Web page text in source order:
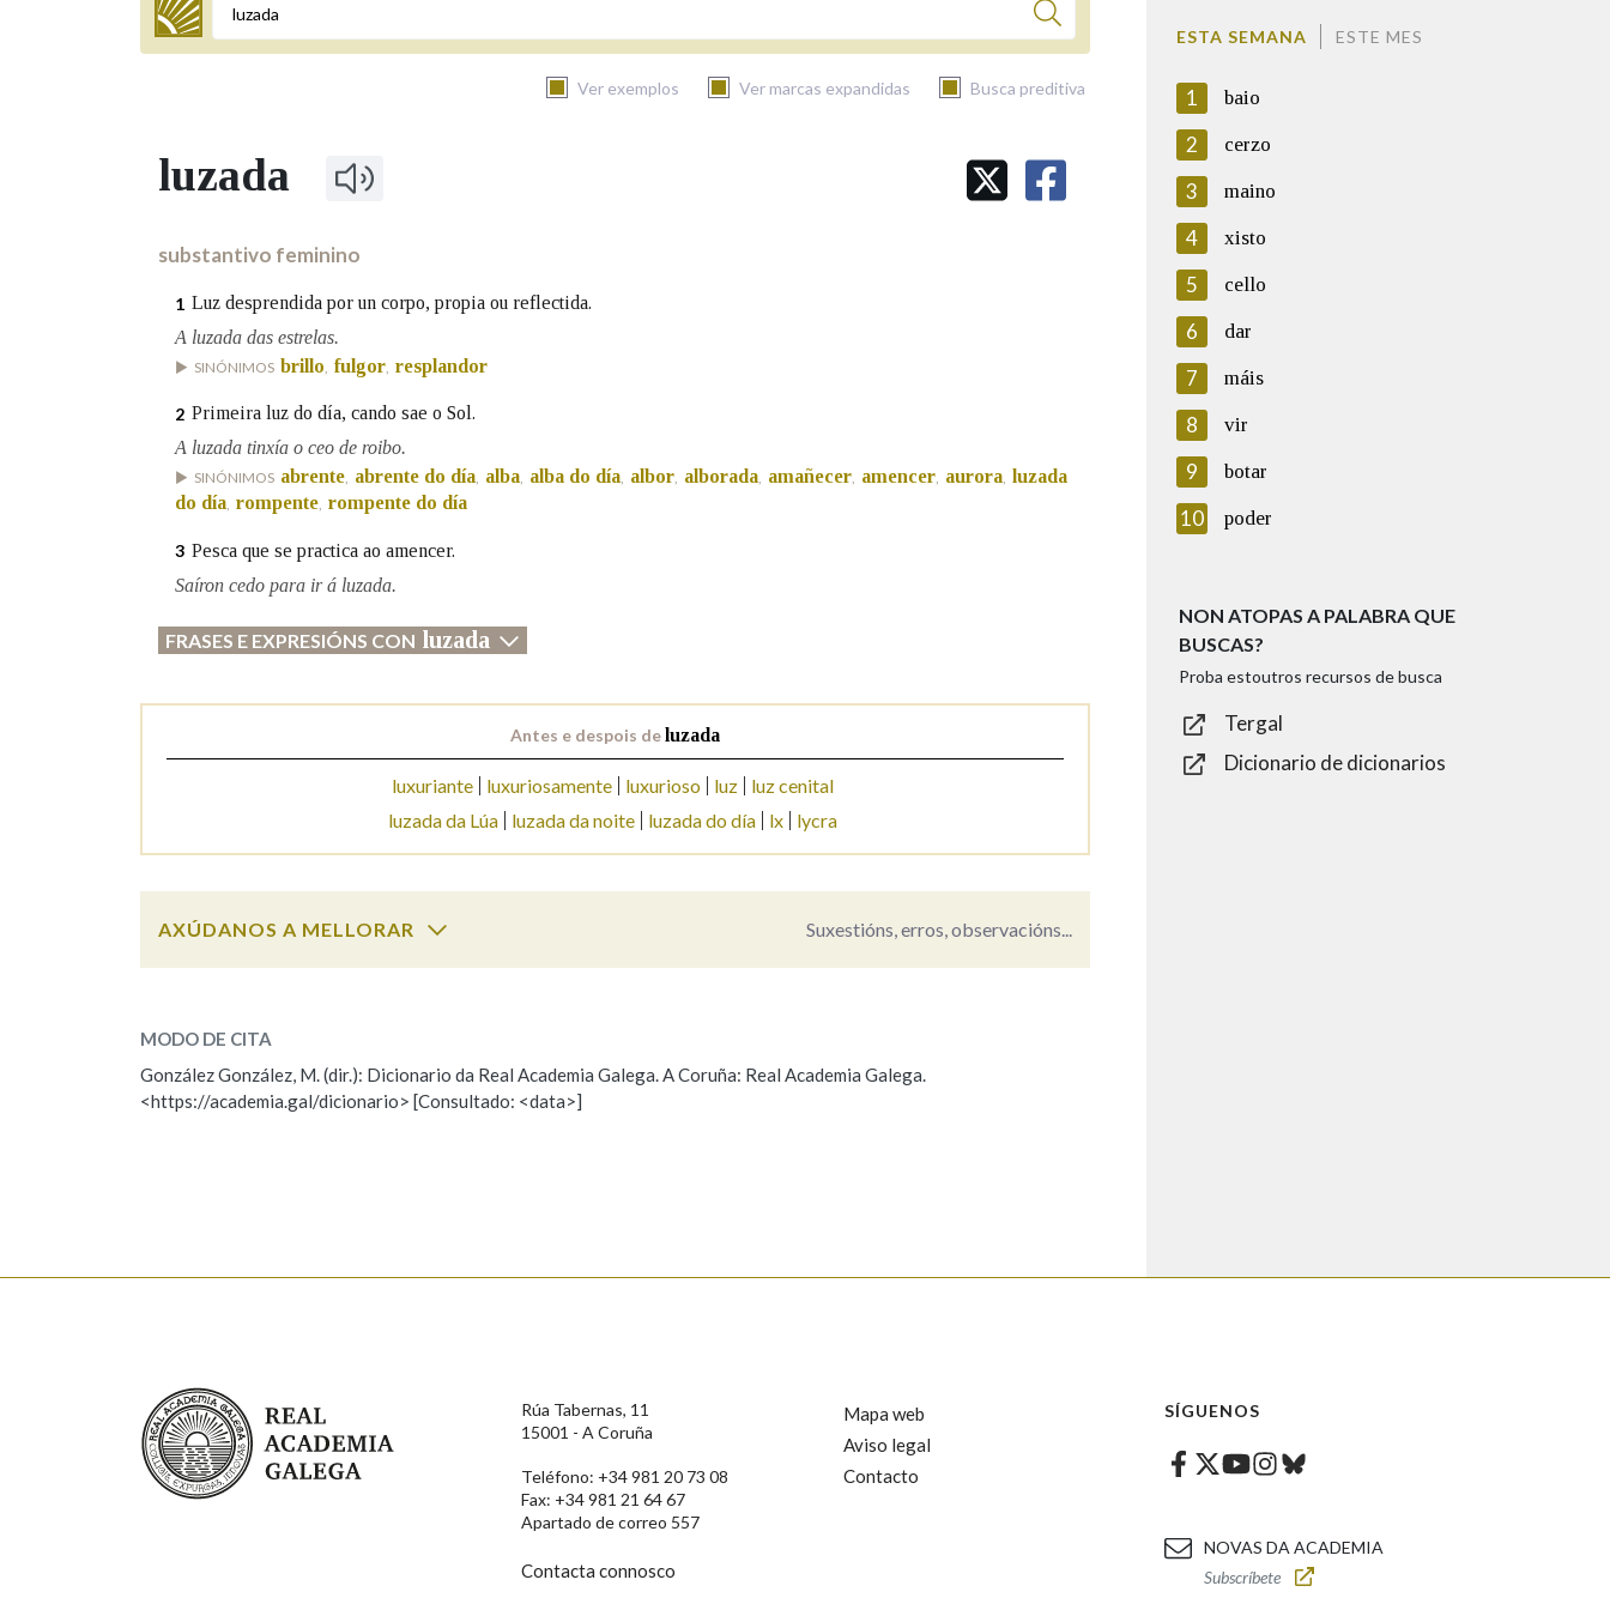
Termo a buscar
Ver exemplos Ver marcas expandidas Busca preditiva
BUSCAR NOS LEMAS
Remata por
Marcas gramaticais
AXUDA NA BUSCA LIMPAR BUSCA
luzada
substantivo feminino
1 Luz desprendida por un corpo, propia ou reflectida.
A luzada das estrelas.
SINÓNIMOS brillo, fulgor, resplandor
2 Primeira luz do día, cando sae o Sol.
A luzada tinxía o ceo de roibo.
SINÓNIMOS abrente, abrente do día, alba, alba do día, albor, alborada, amañecer, amencer, aurora, luzada
do día, rompente, rompente do día
3 Pesca que se practica ao amencer.
Saíron cedo para ir á luzada.
FRASES E EXPRESIÓNS CON luzada
Antes e despois deluzada
luxuriante luxuriosamente luxurioso luz
luz cenital
luzada da Lúa
luzada da noite luzada do día lx lycra
AXÚDANOS A MELLORAR Suxestións, erros, observacións...
ESCOLLE UNHA OPCIÓN:
Observación Hai un erro na palabra Propoño mellorar a definición
Comentario
MODO DE CITA
González González, M. (dir.): Dicionario da Real Academia Galega. A Coruña: Real Academia Galega.
<https://academia.gal/dicionario> [Consultado: <data>]
ESTA SEMANA ESTE MES
1 baio
2 cerzo
3 maino
4 xisto
5 cello
6 dar
7 máis
8 vir
9 botar
10 poder
NON ATOPAS A PALABRA QUE
BUSCAS?
Proba estoutros recursos de busca
Tergal
Dicionario de dicionarios
Real Academia Galega
Rúa Tabernas, 11
15001 - A Coruña
Teléfono: +34 981 20 73 08
Fax: +34 981 21 64 67
Apartado de correo 557
Contacta connosco
Mapa web
Aviso legal
Contacto
SÍGUENOS
Facebook
Twitter
Youtube
Instagram
Bluesky
NOVAS DA ACADEMIA
Subscríbete